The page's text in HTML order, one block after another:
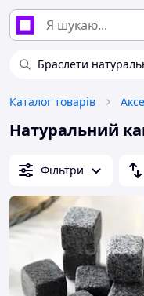
Браслети
Каталог товарів
Натуральний
Фільтри